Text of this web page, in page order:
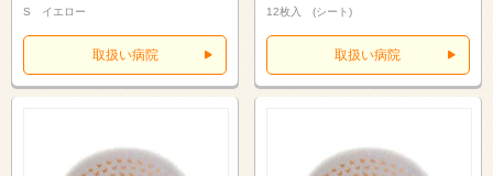
S イエロー
取扱い病院
12枚入 (シート)
取扱い病院